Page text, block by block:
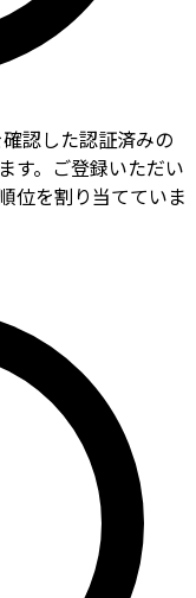
認した認証済みの
す。ご登録いただい
位を割り当てていま